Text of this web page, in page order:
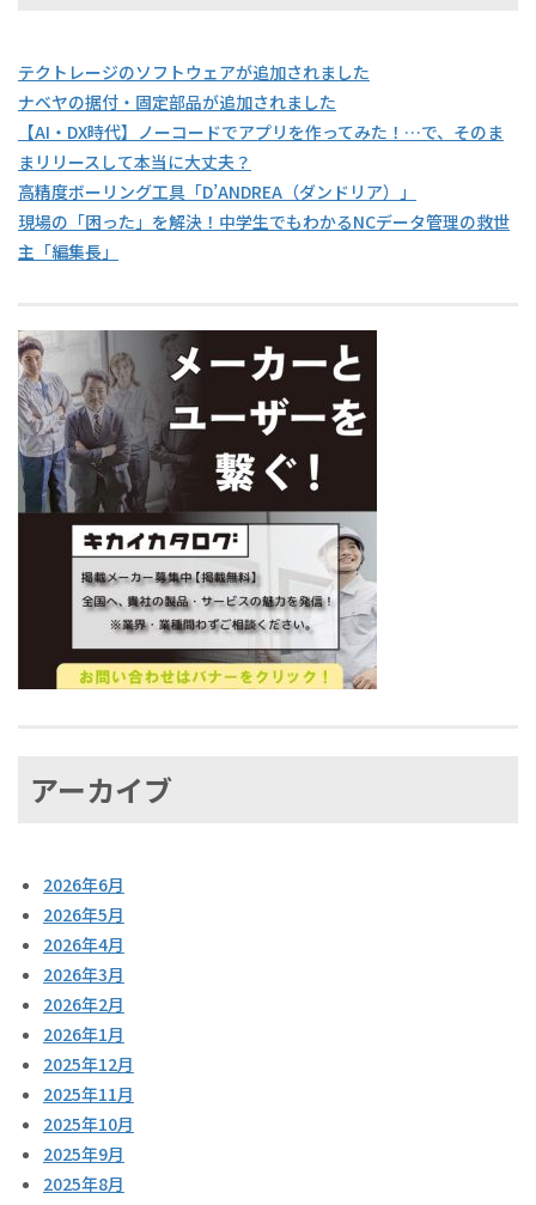
テクトレージのソフトウェアが追加されました
ナベヤの据付・固定部品が追加されました
【AI・DX時代】ノーコードでアプリを作ってみた！…で、そのま
まリリースして本当に大丈夫？
高精度ボーリング工具「D’ANDREA（ダンドリア）」
現場の「困った」を解決！中学生でもわかるNCデータ管理の救世
主「編集長」
アーカイブ
2026年6月
2026年5月
2026年4月
2026年3月
2026年2月
2026年1月
2025年12月
2025年11月
2025年10月
2025年9月
2025年8月